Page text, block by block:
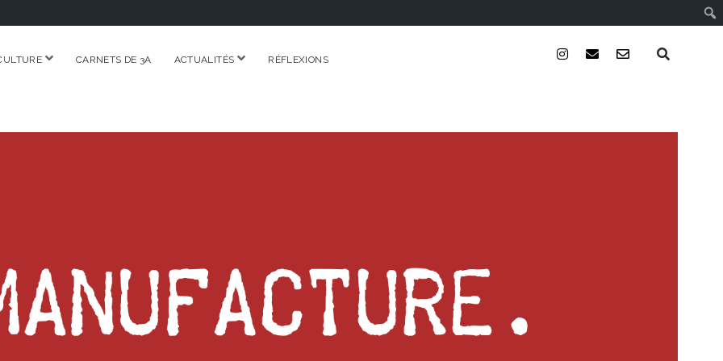
ouvrirCARNETS DE 3A ACTUALITÉS ouvrirRÉFLEXIONS instagram
emailemail-